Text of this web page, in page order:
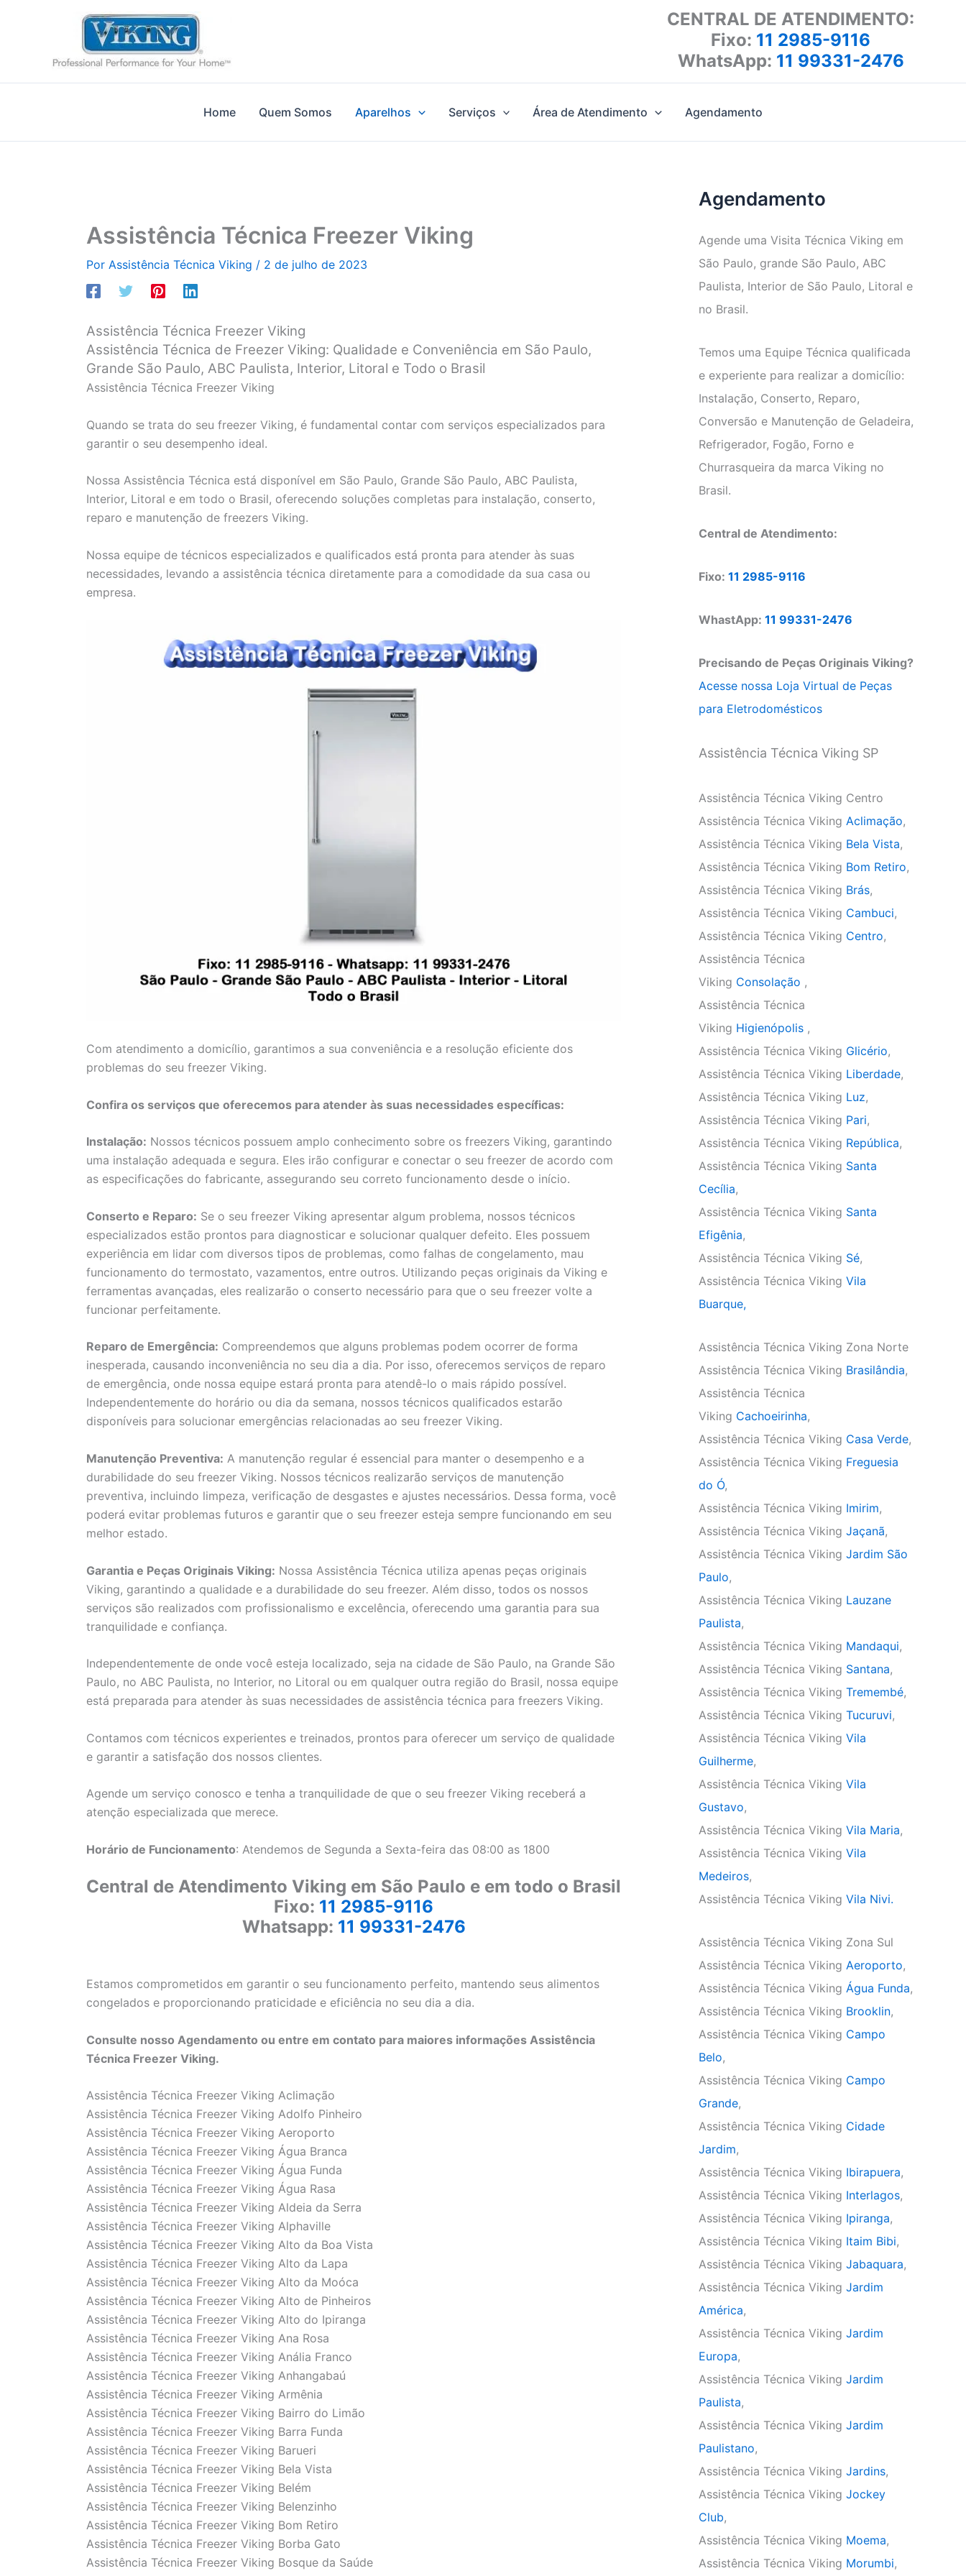
CENTRAL DE ATENDIMENTO:
Fixo: 11 2985-9116
WhatsApp: 11 99331-2476
Home Quem Somos Aparelhos Serviços Área de Atendimento Agendamento
Assistência Técnica Freezer Viking
Por Assistência Técnica Viking / 2 de julho de 2023
Assistência Técnica Freezer Viking
Assistência Técnica de Freezer Viking: Qualidade e Conveniência em São Paulo,
Grande São Paulo, ABC Paulista, Interior, Litoral e Todo o Brasil
Assistência Técnica Freezer Viking
Quando se trata do seu freezer Viking, é fundamental contar com serviços especializados para
garantir o seu desempenho ideal.
Nossa Assistência Técnica está disponível em São Paulo, Grande São Paulo, ABC Paulista,
Interior, Litoral e em todo o Brasil, oferecendo soluções completas para instalação, conserto,
reparo e manutenção de freezers Viking.
Nossa equipe de técnicos especializados e qualificados está pronta para atender às suas
necessidades, levando a assistência técnica diretamente para a comodidade da sua casa ou
empresa.
Com atendimento a domicílio, garantimos a sua conveniência e a resolução eficiente dos
problemas do seu freezer Viking.
Confira os serviços que oferecemos para atender às suas necessidades específicas:
Instalação: Nossos técnicos possuem amplo conhecimento sobre os freezers Viking, garantindo
uma instalação adequada e segura. Eles irão configurar e conectar o seu freezer de acordo com
as especificações do fabricante, assegurando seu correto funcionamento desde o início.
Conserto e Reparo: Se o seu freezer Viking apresentar algum problema, nossos técnicos
especializados estão prontos para diagnosticar e solucionar qualquer defeito. Eles possuem
experiência em lidar com diversos tipos de problemas, como falhas de congelamento, mau
funcionamento do termostato, vazamentos, entre outros. Utilizando peças originais da Viking e
ferramentas avançadas, eles realizarão o conserto necessário para que o seu freezer volte a
funcionar perfeitamente.
Reparo de Emergência: Compreendemos que alguns problemas podem ocorrer de forma
inesperada, causando inconveniência no seu dia a dia. Por isso, oferecemos serviços de reparo
de emergência, onde nossa equipe estará pronta para atendê-lo o mais rápido possível.
Independentemente do horário ou dia da semana, nossos técnicos qualificados estarão
disponíveis para solucionar emergências relacionadas ao seu freezer Viking.
Manutenção Preventiva: A manutenção regular é essencial para manter o desempenho e a
durabilidade do seu freezer Viking. Nossos técnicos realizarão serviços de manutenção
preventiva, incluindo limpeza, verificação de desgastes e ajustes necessários. Dessa forma, você
poderá evitar problemas futuros e garantir que o seu freezer esteja sempre funcionando em seu
melhor estado.
Garantia e Peças Originais Viking: Nossa Assistência Técnica utiliza apenas peças originais
Viking, garantindo a qualidade e a durabilidade do seu freezer. Além disso, todos os nossos
serviços são realizados com profissionalismo e excelência, oferecendo uma garantia para sua
tranquilidade e confiança.
Independentemente de onde você esteja localizado, seja na cidade de São Paulo, na Grande São
Paulo, no ABC Paulista, no Interior, no Litoral ou em qualquer outra região do Brasil, nossa equipe
está preparada para atender às suas necessidades de assistência técnica para freezers Viking.
Contamos com técnicos experientes e treinados, prontos para oferecer um serviço de qualidade
e garantir a satisfação dos nossos clientes.
Agende um serviço conosco e tenha a tranquilidade de que o seu freezer Viking receberá a
atenção especializada que merece.
Horário de Funcionamento: Atendemos de Segunda a Sexta-feira das 08:00 as 1800
Central de Atendimento Viking em São Paulo e em todo o Brasil
Fixo: 11 2985-9116
Whatsapp: 11 99331-2476
Estamos comprometidos em garantir o seu funcionamento perfeito, mantendo seus alimentos
congelados e proporcionando praticidade e eficiência no seu dia a dia.
Consulte nosso Agendamento ou entre em contato para maiores informações Assistência
Técnica Freezer Viking.
Assistência Técnica Freezer Viking Aclimação
Assistência Técnica Freezer Viking Adolfo Pinheiro
Assistência Técnica Freezer Viking Aeroporto
Assistência Técnica Freezer Viking Água Branca
Assistência Técnica Freezer Viking Água Funda
Assistência Técnica Freezer Viking Água Rasa
Assistência Técnica Freezer Viking Aldeia da Serra
Assistência Técnica Freezer Viking Alphaville
Assistência Técnica Freezer Viking Alto da Boa Vista
Assistência Técnica Freezer Viking Alto da Lapa
Assistência Técnica Freezer Viking Alto da Moóca
Assistência Técnica Freezer Viking Alto de Pinheiros
Assistência Técnica Freezer Viking Alto do Ipiranga
Assistência Técnica Freezer Viking Ana Rosa
Assistência Técnica Freezer Viking Anália Franco
Assistência Técnica Freezer Viking Anhangabaú
Assistência Técnica Freezer Viking Armênia
Assistência Técnica Freezer Viking Bairro do Limão
Assistência Técnica Freezer Viking Barra Funda
Assistência Técnica Freezer Viking Barueri
Assistência Técnica Freezer Viking Bela Vista
Assistência Técnica Freezer Viking Belém
Assistência Técnica Freezer Viking Belenzinho
Assistência Técnica Freezer Viking Bom Retiro
Assistência Técnica Freezer Viking Borba Gato
Assistência Técnica Freezer Viking Bosque da Saúde
Agendamento
Agende uma Visita Técnica Viking em
São Paulo, grande São Paulo, ABC
Paulista, Interior de São Paulo, Litoral e
no Brasil.
Temos uma Equipe Técnica qualificada
e experiente para realizar a domicílio:
Instalação, Conserto, Reparo,
Conversão e Manutenção de Geladeira,
Refrigerador, Fogão, Forno e
Churrasqueira da marca Viking no
Brasil.
Central de Atendimento:
Fixo: 11 2985-9116
WhastApp: 11 99331-2476
Precisando de Peças Originais Viking?
Acesse nossa Loja Virtual de Peças
para Eletrodomésticos
Assistência Técnica Viking SP
Assistência Técnica Viking Centro
Assistência Técnica Viking Aclimação,
Assistência Técnica Viking Bela Vista,
Assistência Técnica Viking Bom Retiro,
Assistência Técnica Viking Brás,
Assistência Técnica Viking Cambuci,
Assistência Técnica Viking Centro,
Assistência Técnica
Viking Consolação ,
Assistência Técnica
Viking Higienópolis ,
Assistência Técnica Viking Glicério,
Assistência Técnica Viking Liberdade,
Assistência Técnica Viking Luz,
Assistência Técnica Viking Pari,
Assistência Técnica Viking República,
Assistência Técnica Viking Santa
Cecília,
Assistência Técnica Viking Santa
Efigênia,
Assistência Técnica Viking Sé,
Assistência Técnica Viking Vila
Buarque,
Assistência Técnica Viking Zona Norte
Assistência Técnica Viking Brasilândia,
Assistência Técnica
Viking Cachoeirinha,
Assistência Técnica Viking Casa Verde,
Assistência Técnica Viking Freguesia
do Ó,
Assistência Técnica Viking Imirim,
Assistência Técnica Viking Jaçanã,
Assistência Técnica Viking Jardim São
Paulo,
Assistência Técnica Viking Lauzane
Paulista,
Assistência Técnica Viking Mandaqui,
Assistência Técnica Viking Santana,
Assistência Técnica Viking Tremembé,
Assistência Técnica Viking Tucuruvi,
Assistência Técnica Viking Vila
Guilherme,
Assistência Técnica Viking Vila
Gustavo,
Assistência Técnica Viking Vila Maria,
Assistência Técnica Viking Vila
Medeiros,
Assistência Técnica Viking Vila Nivi.
Assistência Técnica Viking Zona Sul
Assistência Técnica Viking Aeroporto,
Assistência Técnica Viking Água Funda,
Assistência Técnica Viking Brooklin,
Assistência Técnica Viking Campo
Belo,
Assistência Técnica Viking Campo
Grande,
Assistência Técnica Viking Cidade
Jardim,
Assistência Técnica Viking Ibirapuera,
Assistência Técnica Viking Interlagos,
Assistência Técnica Viking Ipiranga,
Assistência Técnica Viking Itaim Bibi,
Assistência Técnica Viking Jabaquara,
Assistência Técnica Viking Jardim
América,
Assistência Técnica Viking Jardim
Europa,
Assistência Técnica Viking Jardim
Paulista,
Assistência Técnica Viking Jardim
Paulistano,
Assistência Técnica Viking Jardins,
Assistência Técnica Viking Jockey
Club,
Assistência Técnica Viking Moema,
Assistência Técnica Viking Morumbi,